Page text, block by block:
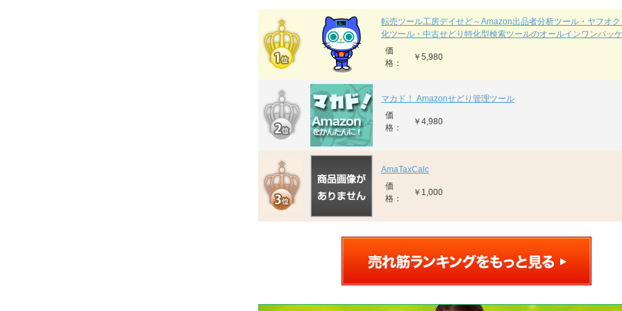
転売ツール工房デイせど～Amazon出品者分析ツール・ヤフオ
化ツール・中古せどり特化型検索ツールのオールインワンパッ
価
格：
￥5,980
マカド！ Amazonせどり管理ツール
価
格：
￥4,980
AmaTaxCalc
価
格：
￥1,000